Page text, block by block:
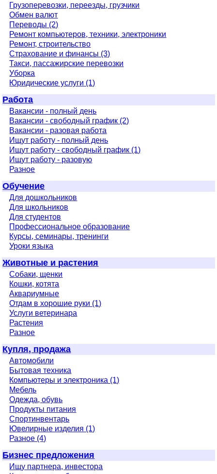
Грузоперевозки, переезды, грузчики
Обмен валют
Переводы (2)
Ремонт компьютеров, техники, электроники
Ремонт, строительство
Страхование и финансы (3)
Такси, пассажирские перевозки
Уборка
Юридические услуги (1)
Работа
Вакансии - полный день
Вакансии - свободный график (2)
Вакансии - разовая работа
Ищут работу - полный день
Ищут работу - свободный график (1)
Ищут работу - разовую
Разное
Обучение
Для дошкольников
Для школьников
Для студентов
Профессиональное образование
Курсы, семинары, тренинги
Уроки языка
Животные и растения
Собаки, щенки
Кошки, котята
Аквариумные
Отдам в хорошие руки (1)
Услуги ветеринара
Растения
Разное
Купля, продажа
Автомобили
Бытовая техника
Компьютеры и электроника (1)
Мебель
Одежда, обувь
Продукты питания
Спортинвентарь
Ювелирные изделия (1)
Разное (4)
Бизнес предложения
Ищу партнера, инвестора